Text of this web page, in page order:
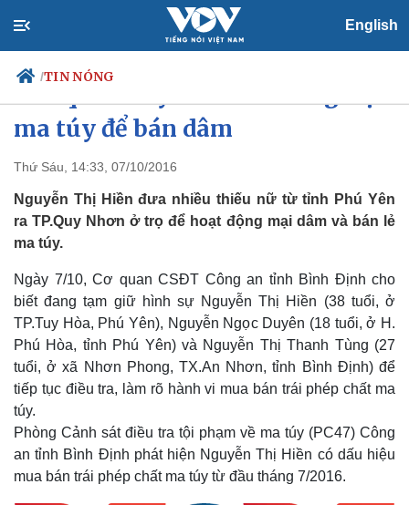
English
/TIN NÓNG
Chính trị
Đảng
Tổ chức nhân sự
Quốc hội
Nhận diện sự thật
Tin 24h
Dự báo thời tiết
Việc làm
Biển đảo
ma túy để bán dâm
Thứ Sáu, 14:33, 07/10/2016
Nguyễn Thị Hiền đưa nhiều thiếu nữ từ tỉnh Phú Yên
ra TP.Quy Nhơn ở trọ để hoạt động mại dâm và bán lẻ
ma túy.
Ngày 7/10, Cơ quan CSĐT Công an tỉnh Bình Định cho
biết đang tạm giữ hình sự Nguyễn Thị Hiền (38 tuổi, ở
TP.Tuy Hòa, Phú Yên), Nguyễn Ngọc Duyên (18 tuổi, ở H.
Phú Hòa, tỉnh Phú Yên) và Nguyễn Thị Thanh Tùng (27
tuổi, ở xã Nhơn Phong, TX.An Nhơn, tỉnh Bình Định) để
tiếp tục điều tra, làm rõ hành vi mua bán trái phép chất ma
túy.
Phòng Cảnh sát điều tra tội phạm về ma túy (PC47) Công
an tỉnh Bình Định phát hiện Nguyễn Thị Hiền có dấu hiệu
mua bán trái phép chất ma túy từ đầu tháng 7/2016.